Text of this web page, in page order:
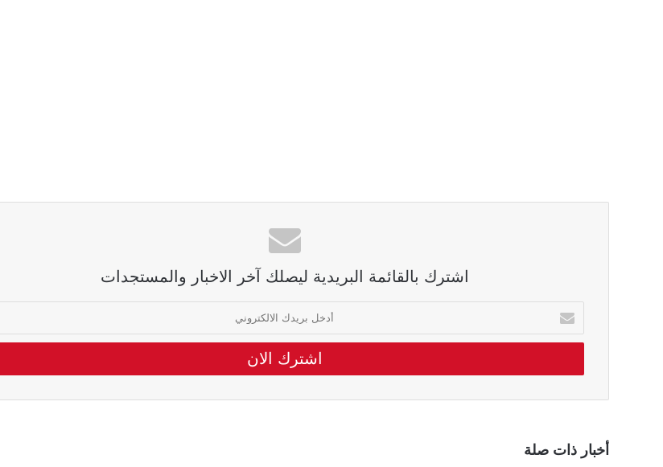
اشترك بالقائمة البريدية ليصلك آخر الاخبار والمستجدات
أدخل
بريدك
الالكتروني
أخبار ذات صلة